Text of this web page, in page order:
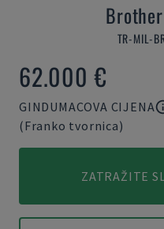
Brother
TR-MIL-
62.000 €
GINDUMACOVA CIJENA
(Franko tvornica)
ZATRAŽITE